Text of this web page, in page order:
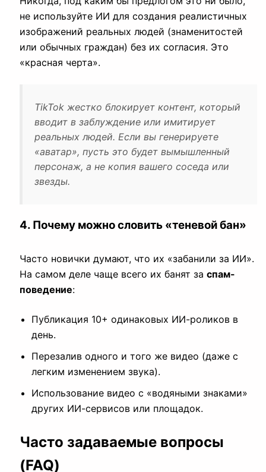
не используйте ИИ для создания реалистичных
изображений реальных людей (знаменитостей
или обычных граждан) без их согласия. Это
«красная черта».
TikTok жестко блокирует контент, который
вводит в заблуждение или имитирует
реальных людей. Если вы генерируете
«аватар», пусть это будет вымышленный
персонаж, а не копия вашего соседа или
звезды.
4. Почему можно словить «теневой бан»
Часто новички думают, что их «забанили за ИИ».
На самом деле чаще всего их банят за спам-
поведение:
Публикация 10+ одинаковых ИИ-роликов в
день.
Перезалив одного и того же видео (даже с
легким изменением звука).
Использование видео с «водяными знаками»
других ИИ-сервисов или площадок.
Часто задаваемые вопросы
(FAQ)